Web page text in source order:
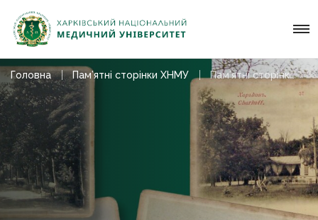
Головна Пам’ятні сторінки ХНМУ Пам’ятні сторінки ХНМУ – вересень 2023